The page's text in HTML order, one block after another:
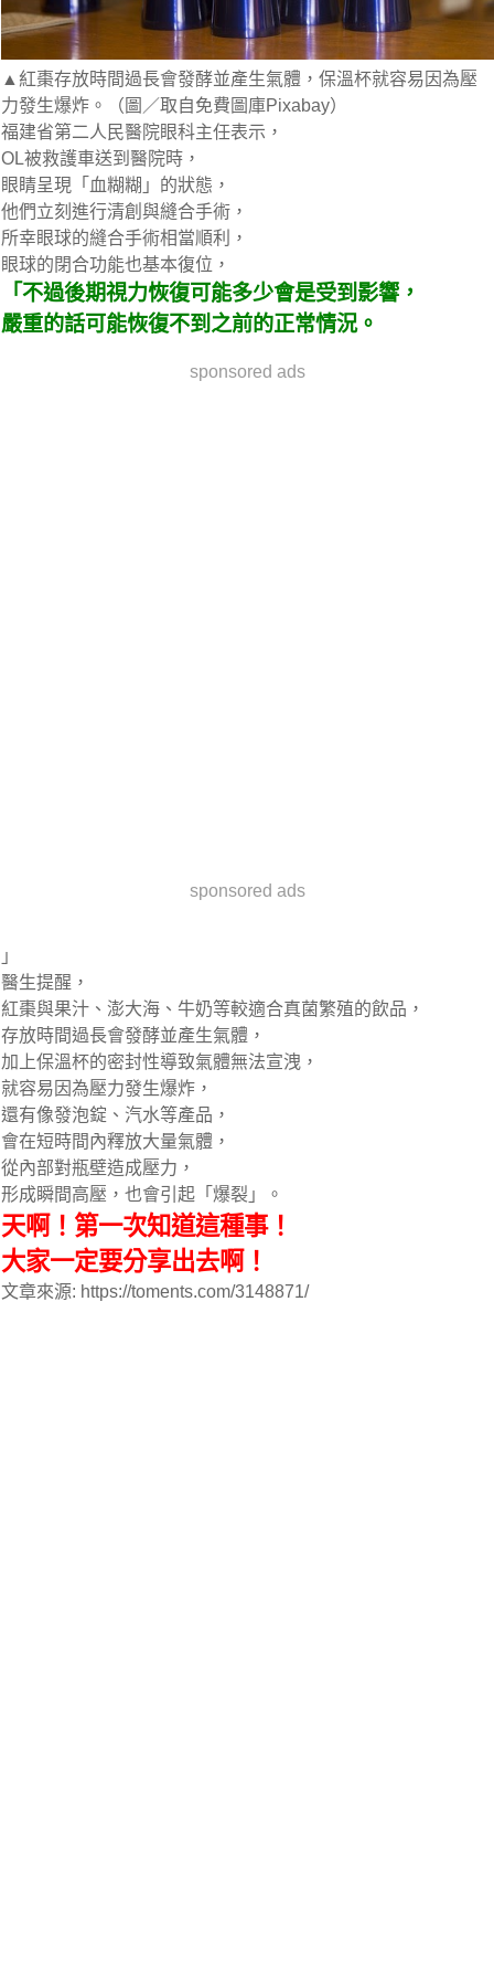
▲紅棗存放時間過長會發酵並產生氣體，保溫杯就容易因為壓
力發生爆炸。（圖／取自免費圖庫Pixabay）
福建省第二人民醫院眼科主任表示，
OL被救護車送到醫院時，
眼睛呈現「血糊糊」的狀態，
他們立刻進行清創與縫合手術，
所幸眼球的縫合手術相當順利，
眼球的閉合功能也基本復位，
「不過後期視力恢復可能多少會是受到影響，
嚴重的話可能恢復不到之前的正常情況。
sponsored ads
sponsored ads
」
醫生提醒，
紅棗與果汁、澎大海、牛奶等較適合真菌繁殖的飲品，
存放時間過長會發酵並產生氣體，
加上保溫杯的密封性導致氣體無法宣洩，
就容易因為壓力發生爆炸，
還有像發泡錠、汽水等產品，
會在短時間內釋放大量氣體，
從內部對瓶壁造成壓力，
形成瞬間高壓，也會引起「爆裂」。
天啊！第一次知道這種事！
大家一定要分享出去啊！
文章來源: https://toments.com/3148871/